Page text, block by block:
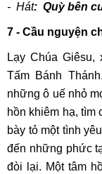
- Hát: Quỳ bên
7 - Cầu nguyện
Lạy Chúa
Tấm Bánh
những ô uế nhỏ
hồn khiêm hạ, tìm
bày tỏ một tình
đến những phức
đòi lại. Một tâm